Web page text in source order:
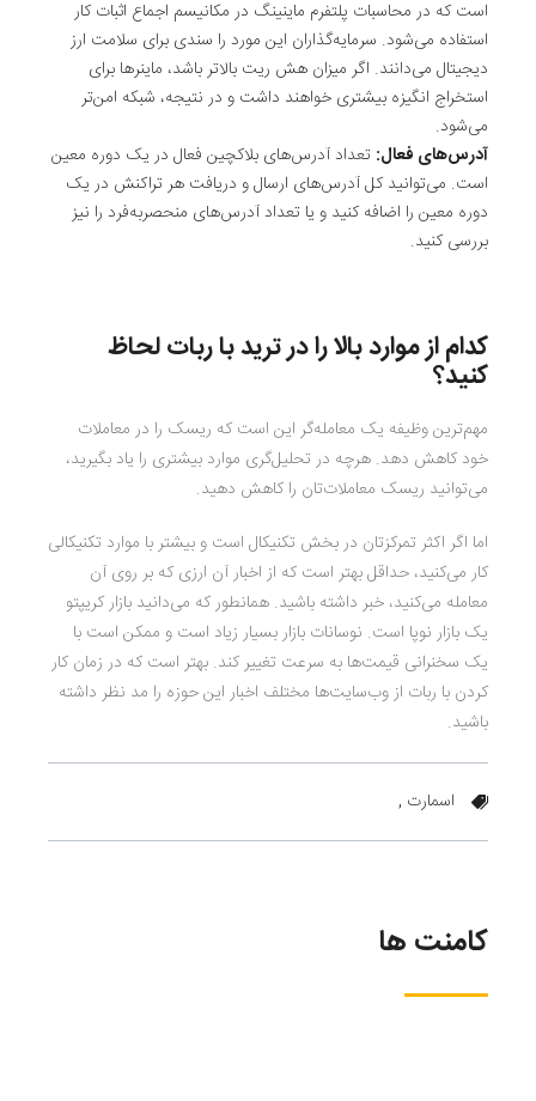
است که در محاسبات پلتفرم ماینینگ در مکانیسم اجماع اثبات کار
استفاده می‌شود. سرمایه‌گذاران این مورد را سندی برای سلامت ارز
دیجیتال می‌دانند. اگر میزان هش ریت بالاتر باشد، ماینرها برای
استخراج انگیزه بیشتری خواهند داشت و در نتیجه، شبکه امن‌تر
می‌شود.
آدرس‌های فعال: تعداد آدرس‌های بلاکچین فعال در یک دوره معین
است. می‌توانید کل آدرس‌های ارسال و دریافت هر تراکنش در یک
دوره معین را اضافه کنید و یا تعداد آدرس‌های منحصربه‌فرد را نیز
بررسی کنید.
کدام از موارد بالا را در ترید با ربات لحاظ
کنید؟
مهم‌ترین وظیفه یک معامله‌گر این است که ریسک را در معاملات
خود کاهش دهد. هرچه در تحلیل‌گری موارد بیشتری را یاد بگیرید،
می‌توانید ریسک معاملات‌تان را کاهش دهید.
اما اگر اکثر تمرکزتان در بخش تکنیکال است و بیشتر با موارد تکنیکالی
کار می‌کنید، حداقل بهتر است که از اخبار آن ارزی که بر روی آن
معامله می‌کنید، خبر داشته باشید. همانطور که می‌دانید بازار کریپتو
یک بازار نوپا است. نوسانات بازار بسیار زیاد است و ممکن است با
یک سخنرانی قیمت‌ها به سرعت تغییر کند. بهتر است که در زمان کار
کردن با ربات از وب‌سایت‌ها مختلف اخبار این حوزه را مد نظر داشته
باشید.
اسمارت ,
کامنت ها